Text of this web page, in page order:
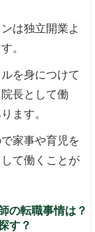
は独立開業よ
。
を身につけて
長として働
ます。
家事や育児を
て働くことが
の転職事情は？
す？